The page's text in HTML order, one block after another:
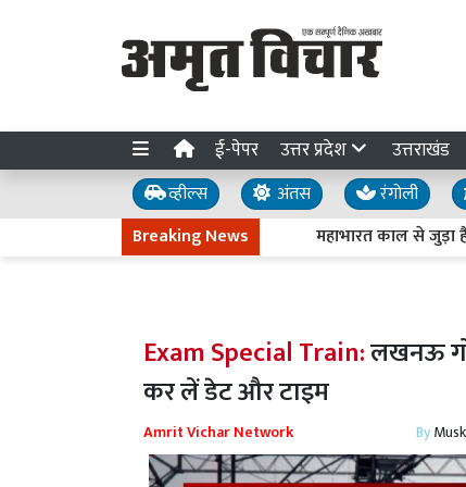
ई-पेपर उत्तर प्रदेश उत्तराखंड
व्हील्स अंतस रंगोली
Breaking News
महाभारत काल से जुड़ा है
Exam Special Train:लखनऊ
कर लें डेट और टाइम
Amrit Vichar Network By